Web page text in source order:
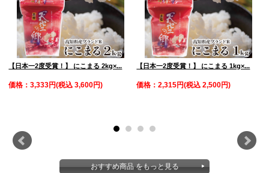
【日本一2度受賞！】 にこまる 2kg×...
価格：3,333円(税込 3,600円)
【日本一2度受賞！】 にこまる 1kg×...
価格：2,315円(税込 2,500円)
おすすめ商品 をもっと見る